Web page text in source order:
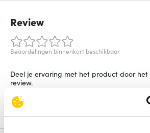
Review
Beoordelingen binnenkort beschikbaar
Deel je ervaring met het product door het
review.
Schrijf een review